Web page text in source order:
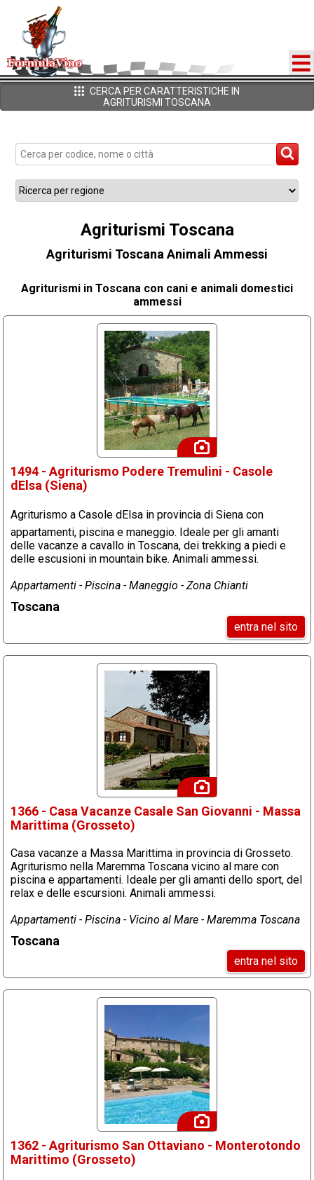
Agriturismi Toscana
Agriturismi Toscana Animali Ammessi
Agriturismi in Toscana con cani e animali domestici
ammessi
1494 - Agriturismo Podere Tremulini - Casole
dElsa (Siena)
Agriturismo a Casole dElsa in provincia di Siena con
appartamenti, piscina e maneggio. Ideale per gli amanti
delle vacanze a cavallo in Toscana, dei trekking a piedi e
delle escusioni in mountain bike. Animali ammessi.
Appartamenti - Piscina - Maneggio - Zona Chianti
Toscana
entra nel sito
1366 - Casa Vacanze Casale San Giovanni - Massa
Marittima (Grosseto)
Casa vacanze a Massa Marittima in provincia di Grosseto.
Agriturismo nella Maremma Toscana vicino al mare con
piscina e appartamenti. Ideale per gli amanti dello sport, del
relax e delle escursioni. Animali ammessi.
Appartamenti - Piscina - Vicino al Mare - Maremma Toscana
Toscana
entra nel sito
1362 - Agriturismo San Ottaviano - Monterotondo
Marittimo (Grosseto)
CERCA PER CARATTERISTICHE IN
AGRITURISMI TOSCANA